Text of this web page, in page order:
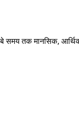
समय तक मानसिक,